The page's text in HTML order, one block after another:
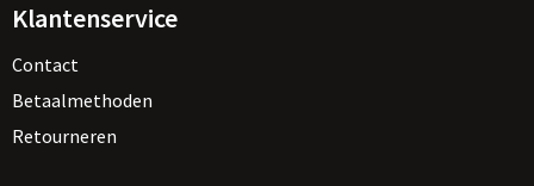
Klantenservice
Contact
Betaalmethoden
Retourneren